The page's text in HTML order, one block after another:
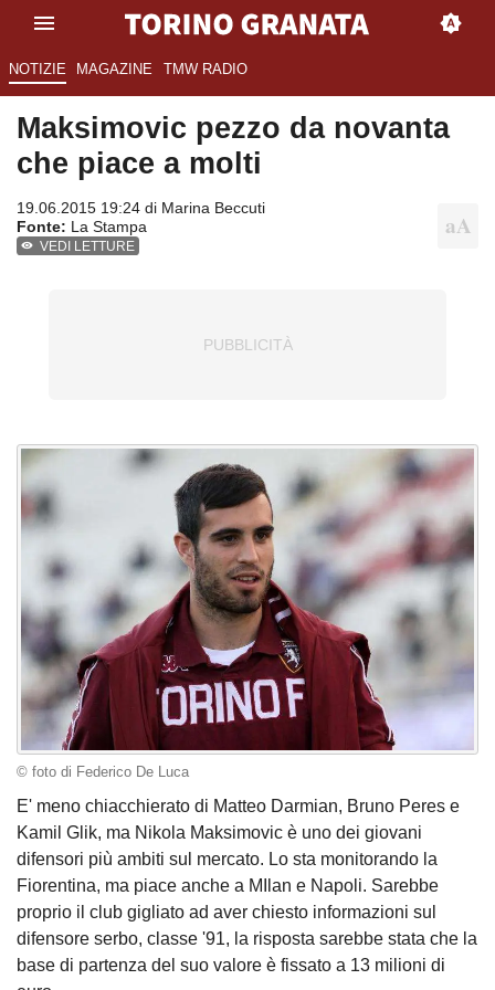
NOTIZIE MAGAZINE TMW RADIO
Maksimovic pezzo da novanta
che piace a molti
19.06.2015 19:24 di Marina Beccuti
Fonte: La Stampa
VEDI LETTURE
© foto di Federico De Luca
E' meno chiacchierato di Matteo Darmian, Bruno Peres e
Kamil Glik, ma Nikola Maksimovic è uno dei giovani
difensori più ambiti sul mercato. Lo sta monitorando la
Fiorentina, ma piace anche a MIlan e Napoli. Sarebbe
proprio il club gigliato ad aver chiesto informazioni sul
difensore serbo, classe '91, la risposta sarebbe stata che la
base di partenza del suo valore è fissato a 13 milioni di